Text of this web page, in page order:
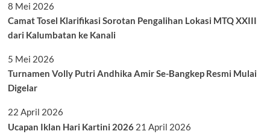
8 Mei 2026
Camat Tosel Klarifikasi Sorotan Pengalihan Lokasi MTQ XXIII
dari Kalumbatan ke Kanali
5 Mei 2026
Turnamen Volly Putri Andhika Amir Se-Bangkep Resmi Mulai
Digelar
22 April 2026
Ucapan Iklan Hari Kartini 2026 21 April 2026